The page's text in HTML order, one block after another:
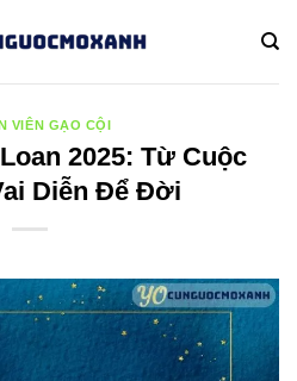
VIÊN GẠO CỘI
2025: Từ Cuộc
Diễn Để Đời